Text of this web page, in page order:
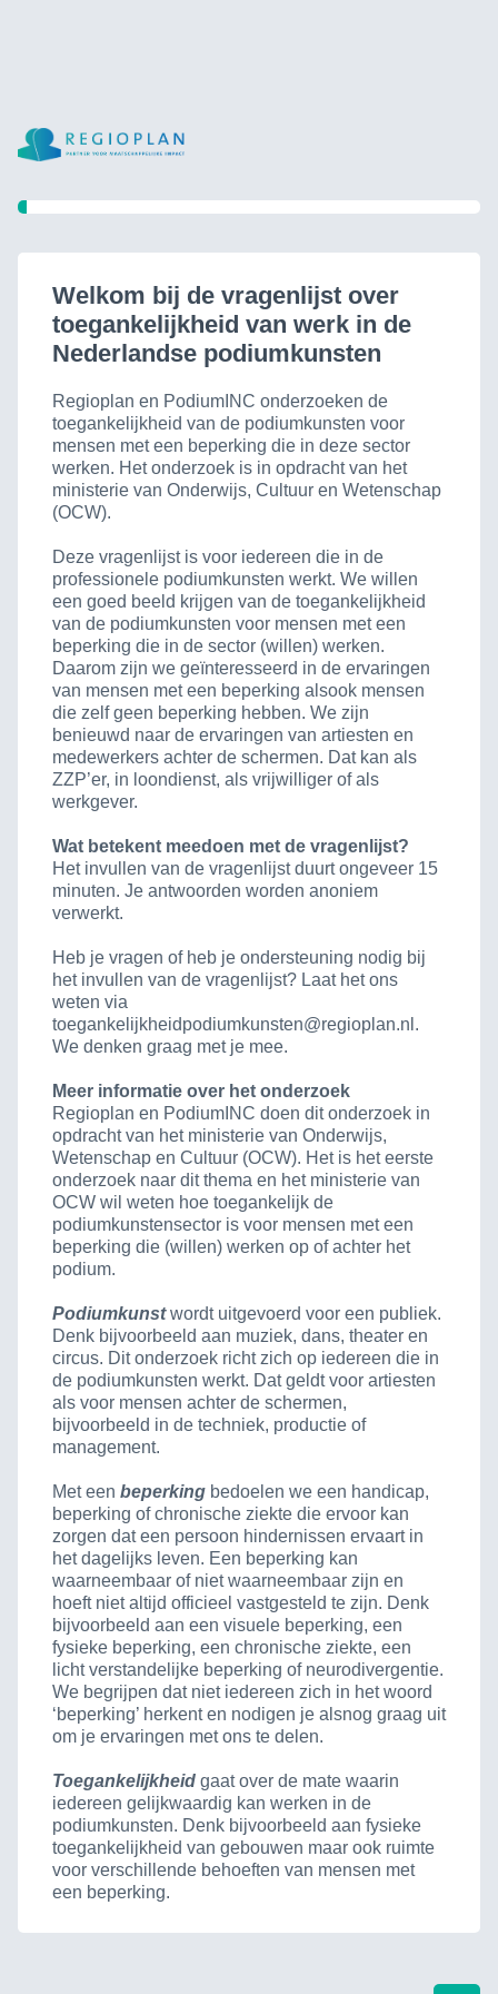
Welkom bij de vragenlijst over
toegankelijkheid van werk in de
Nederlandse podiumkunsten
Regioplan en PodiumINC onderzoeken de
toegankelijkheid van de podiumkunsten voor
mensen met een beperking die in deze sector
werken. Het onderzoek is in opdracht van het
ministerie van Onderwijs, Cultuur en Wetenschap
(OCW).
Deze vragenlijst is voor iedereen die in de
professionele podiumkunsten werkt. We willen
een goed beeld krijgen van de toegankelijkheid
van de podiumkunsten voor mensen met een
beperking die in de sector (willen) werken.
Daarom zijn we geïnteresseerd in de ervaringen
van mensen met een beperking alsook mensen
die zelf geen beperking hebben. We zijn
benieuwd naar de ervaringen van artiesten en
medewerkers achter de schermen. Dat kan als
ZZP’er, in loondienst, als vrijwilliger of als
werkgever.
Wat betekent meedoen met de vragenlijst?
Het invullen van de vragenlijst duurt ongeveer 15
minuten. Je antwoorden worden anoniem
verwerkt.
Heb je vragen of heb je ondersteuning nodig bij
het invullen van de vragenlijst? Laat het ons
weten via
toegankelijkheidpodiumkunsten@regioplan.nl.
We denken graag met je mee.
Meer informatie over het onderzoek
Regioplan en PodiumINC doen dit onderzoek in
opdracht van het ministerie van Onderwijs,
Wetenschap en Cultuur (OCW). Het is het eerste
onderzoek naar dit thema en het ministerie van
OCW wil weten hoe toegankelijk de
podiumkunstensector is voor mensen met een
beperking die (willen) werken op of achter het
podium.
Podiumkunstwordt uitgevoerd voor een publiek.
Denk bijvoorbeeld aan muziek, dans, theater en
circus. Dit onderzoek richt zich op iedereen die in
de podiumkunsten werkt. Dat geldt voor artiesten
als voor mensen achter de schermen,
bijvoorbeeld in de techniek, productie of
management.
Met een beperking bedoelen we een handicap,
beperking of chronische ziekte die ervoor kan
zorgen dat een persoon hindernissen ervaart in
het dagelijks leven. Een beperking kan
waarneembaar of niet waarneembaar zijn en
hoeft niet altijd officieel vastgesteld te zijn. Denk
bijvoorbeeld aan een visuele beperking, een
fysieke beperking, een chronische ziekte, een
licht verstandelijke beperking of neurodivergentie.
We begrijpen dat niet iedereen zich in het woord
‘beperking’ herkent en nodigen je alsnog graag uit
om je ervaringen met ons te delen.
Toegankelijkheid gaat over de mate waarin
iedereen gelijkwaardig kan werken in de
podiumkunsten. Denk bijvoorbeeld aan fysieke
toegankelijkheid van gebouwen maar ook ruimte
voor verschillende behoeften van mensen met
een beperking.